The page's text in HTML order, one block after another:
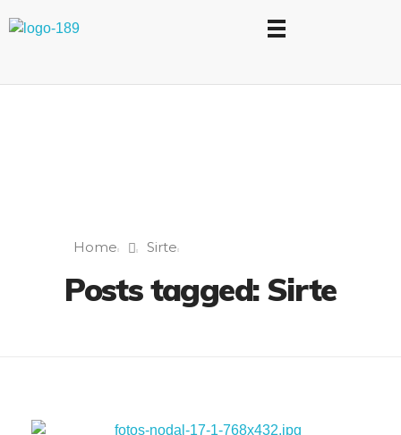
Home Sirte
Posts tagged: Sirte